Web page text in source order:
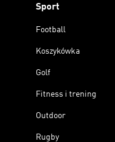
Sport
Football
Koszykówka
Golf
Fitness i trening
Outdoor
Rugby